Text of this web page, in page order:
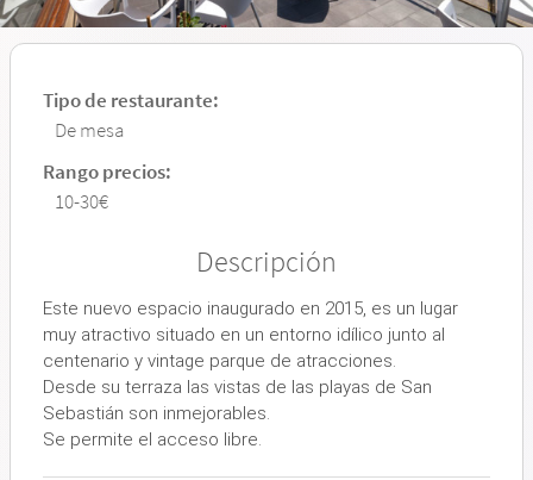
Tipo de restaurante:
De mesa
Rango precios:
10-30€
Descripción
Este nuevo espacio inaugurado en 2015, es un lugar
muy atractivo situado en un entorno idílico junto al
centenario y vintage parque de atracciones.
Desde su terraza las vistas de las playas de San
Sebastián son inmejorables.
Se permite el acceso libre.